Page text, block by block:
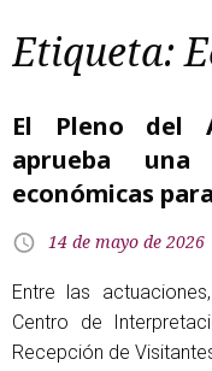
Etiqueta:
El Pleno del
aprueba
económicas
14 de mayo de 2026
Entre las
Centro de
Recepción de